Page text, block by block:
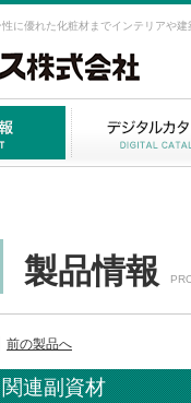
に優れた化粧材までインテリアや
製品情報
前の製品へ
関連副資材